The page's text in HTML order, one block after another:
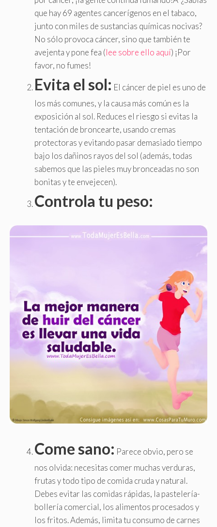
que hay 69 agentes cancerígenos en el tabaco,
junto con miles de sustancias químicas nocivas?
No sólo provoca cáncer, sino que también te
avejenta y pone fea (lee sobre ello aquí) ¡Por
favor, no fumes!
Evita el sol: El cáncer de piel es uno de
los más comunes, y la causa más común es la
exposición al sol. Reduces el riesgo si evitas la
tentación de broncearte, usando cremas
protectoras y evitando pasar demasiado tiempo
bajo los dañinos rayos del sol (además, todas
sabemos que las pieles muy bronceadas no son
bonitas y te envejecen).
Controla tu peso:
Come sano: Parece obvio, pero se
nos olvida: necesitas comer muchas verduras,
frutas y todo tipo de comida cruda y natural.
Debes evitar las comidas rápidas, la pastelería-
bollería comercial, los alimentos procesados y
los fritos. Además, limita tu consumo de carnes